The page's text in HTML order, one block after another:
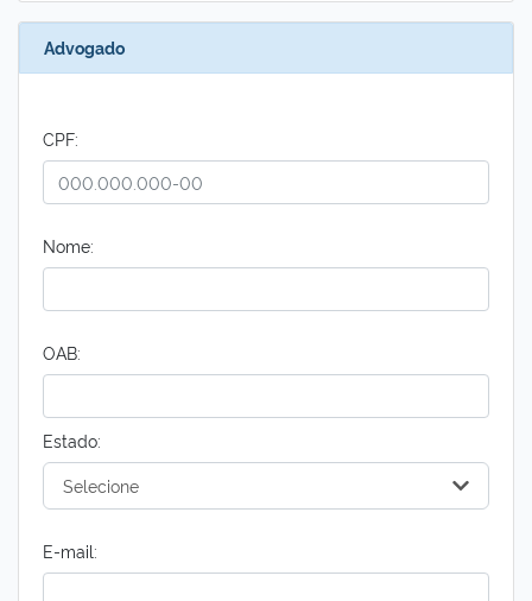
Advogado
CPF:
Nome:
OAB:
Estado:
Selecione
E-mail: